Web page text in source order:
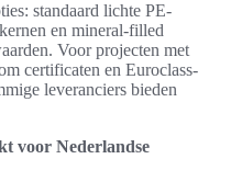
standaard lichte PE-
en mineral-filled
Voor projecten met
certificaten en Euroclass-
leveranciers bieden
voor Nederlandse